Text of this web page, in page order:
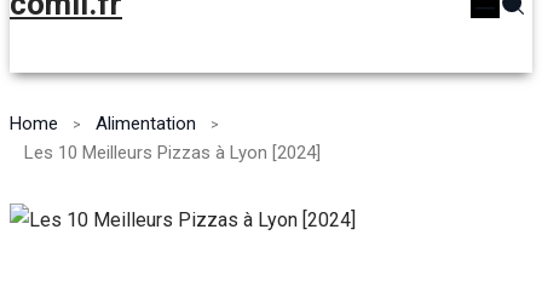
Home
Alimentation
Les 10 Meilleurs Pizzas à Lyon [2024]